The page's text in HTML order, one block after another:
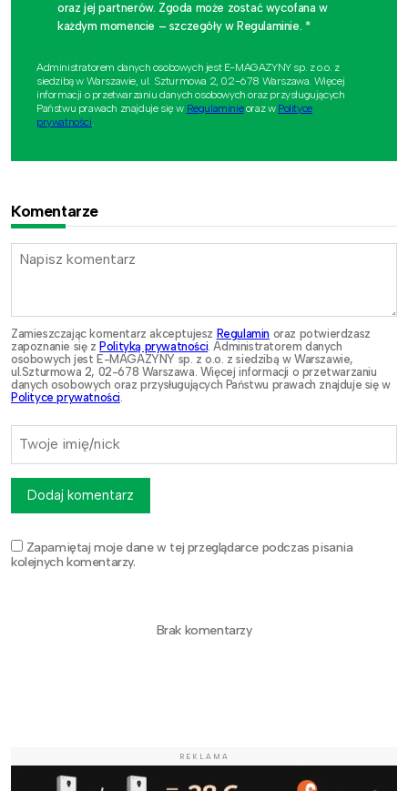
oraz jej partnerów. Zgoda może zostać wycofana w
każdym momencie – szczegóły w Regulaminie. *
Administratorem danych osobowych jest E-MAGAZYNY sp. z o.o. z
siedzibą w Warszawie, ul. Szturmowa 2, 02-678 Warszawa. Więcej
informacji o przetwarzaniu danych osobowych oraz przysługujących
Państwu prawach znajduje się w Regulaminieoraz w Polityce
prywatności.
Komentarze
Zamieszczając komentarz akceptujesz Regulamin oraz potwierdzasz
zapoznanie się z Polityką prywatności . Administratorem danych
osobowych jest E-MAGAZYNY sp. z o.o. z siedzibą w Warszawie,
ul.Szturmowa 2, 02-678 Warszawa. Więcej informacji o przetwarzaniu
danych osobowych oraz przysługujących Państwu prawach znajduje się w
Polityce prywatności
Zapamiętaj moje dane w tej przeglądarce podczas pisania
kolejnych komentarzy.
Dodaj komentarz
Brak komentarzy
REKLAMA